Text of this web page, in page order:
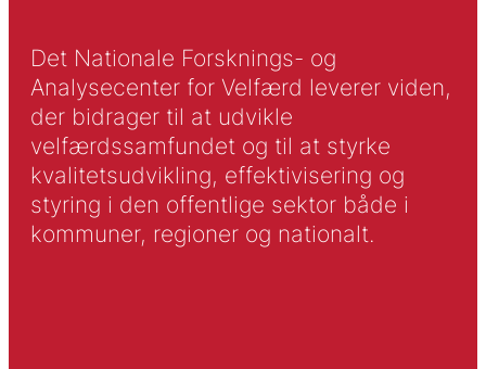
Det Nationale Forsknings- og
Analysecenter for Velfærd leverer viden,
der bidrager til at udvikle
velfærdssamfundet og til at styrke
kvalitetsudvikling, effektivisering og
styring i den offentlige sektor både i
kommuner, regioner og nationalt.